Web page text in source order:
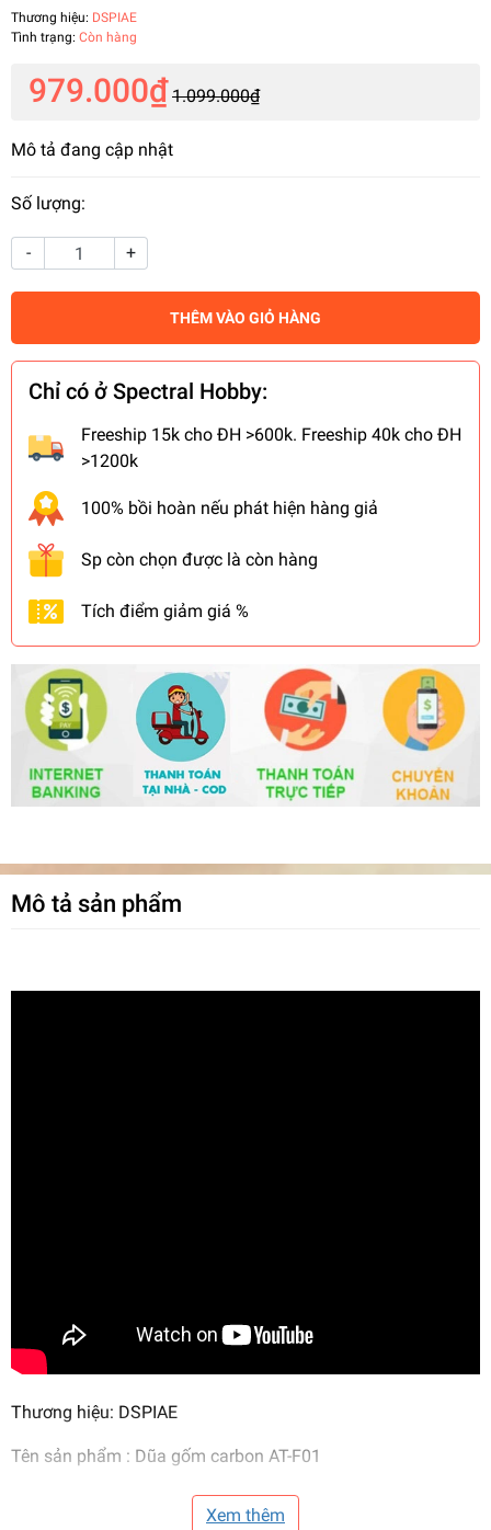
Thương hiệu: DSPIAE
Tình trạng: Còn hàng
979.000₫ 1.099.000₫
Mô tả đang cập nhật
Số lượng:
- +
THÊM VÀO GIỎ HÀNG
Chỉ có ở Spectral Hobby:
Freeship 15k cho ĐH >600k. Freeship 40k cho ĐH
>1200k
100% bồi hoàn nếu phát hiện hàng giả
Sp còn chọn được là còn hàng
Tích điểm giảm giá %
Mô tả sản phẩm
Thương hiệu: DSPIAE
Tên sản phẩm : Dũa gốm carbon AT-F01
(Sản phẩm gồm 1 giũa sứ carbon, 1 chổi lau chống tĩnh
Xem thêm